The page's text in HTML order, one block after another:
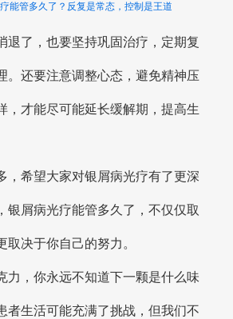
能管多久了？反复是常态，控制是王道
退了，也要坚持巩固治疗，定期复
。还要注意调整心态，避免精神压
，才能尽可能延长缓解期，提高生
，希望大家对银屑病光疗有了更深
银屑病光疗能管多久了，不仅仅取
取决于你自己的努力。
力，你永远不知道下一颗是什么味
者生活可能充满了挑战，但我们不